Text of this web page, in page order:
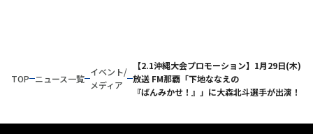
TOP ニュース一覧
イベント/
メディア
【2.1沖縄大会プロモーション】1月29日(木)
放送 FM那覇「下地ななえの
『ばんみかせ！』」に大森北斗選手が出演！